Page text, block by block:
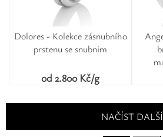
Dolores - Kolekce zásnubního
prstenu se snubnim
od 2.800 Kč/g
NAČÍST DALŠÍ